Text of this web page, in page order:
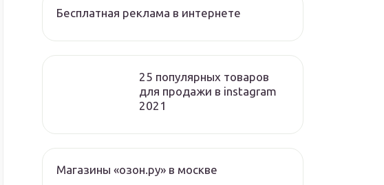
Бесплатная реклама в интернете
25 популярных товаров
для продажи в instagram
2021
Магазины «озон.ру» в москве